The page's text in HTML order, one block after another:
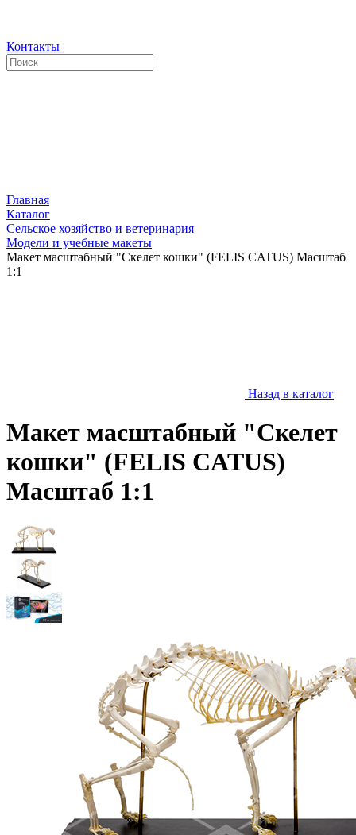
Контакты
Главная
Каталог
Сельское хозяйство и ветеринария
Модели и учебные макеты
Макет масштабный "Скелет кошки" (FELIS CATUS) Масштаб
1:1
Назад в каталог
Макет масштабный "Скелет
кошки" (FELIS CATUS)
Масштаб 1:1